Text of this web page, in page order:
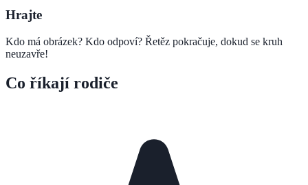
Hrajte
Kdo má obrázek? Kdo odpoví? Řetěz pokračuje, dokud se kruh
neuzavře!
Co říkají rodiče